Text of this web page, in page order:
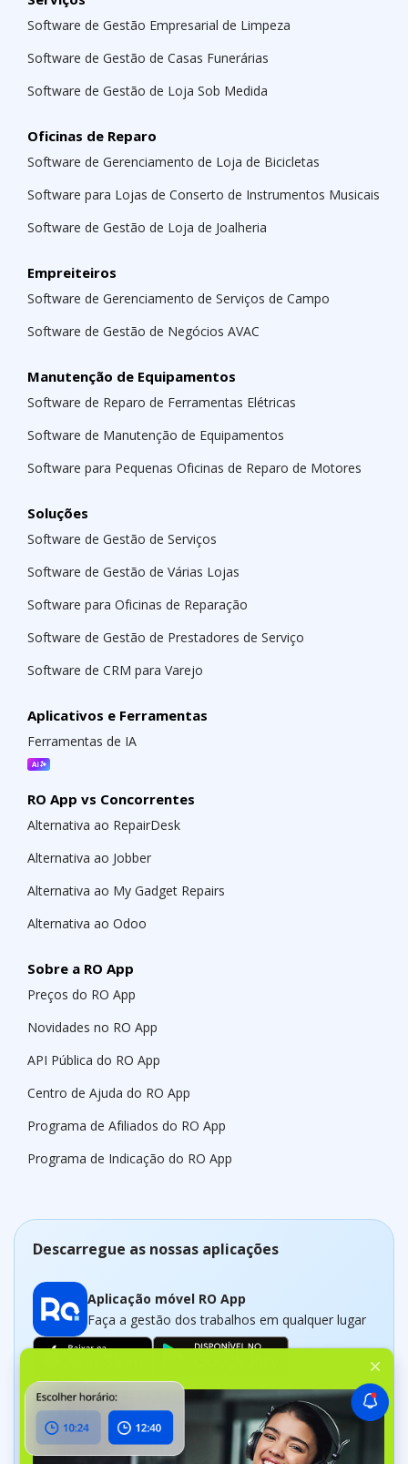
Software de Gestão Empresarial de Limpeza
Software de Gestão de Casas Funerárias
Software de Gestão de Loja Sob Medida
Oficinas de Reparo
Software de Gerenciamento de Loja de Bicicletas
Software para Lojas de Conserto de Instrumentos Musicais
Software de Gestão de Loja de Joalheria
Empreiteiros
Software de Gerenciamento de Serviços de Campo
Software de Gestão de Negócios AVAC
Manutenção de Equipamentos
Software de Reparo de Ferramentas Elétricas
Software de Manutenção de Equipamentos
Software para Pequenas Oficinas de Reparo de Motores
Soluções
Software de Gestão de Serviços
Software de Gestão de Várias Lojas
Software para Oficinas de Reparação
Software de Gestão de Prestadores de Serviço
Software de CRM para Varejo
Aplicativos e Ferramentas
Ferramentas de IA
RO App vs Concorrentes
Alternativa ao RepairDesk
Alternativa ao Jobber
Alternativa ao My Gadget Repairs
Alternativa ao Odoo
Sobre a RO App
Preços do RO App
Novidades no RO App
API Pública do RO App
Centro de Ajuda do RO App
Programa de Afiliados do RO App
Programa de Indicação do RO App
Descarregue as nossas aplicações
Aplicação móvel RO App
Faça a gestão dos trabalhos em qualquer lugar
Aplicação Dashboard
Acompanhe a sua empresa em tempo real